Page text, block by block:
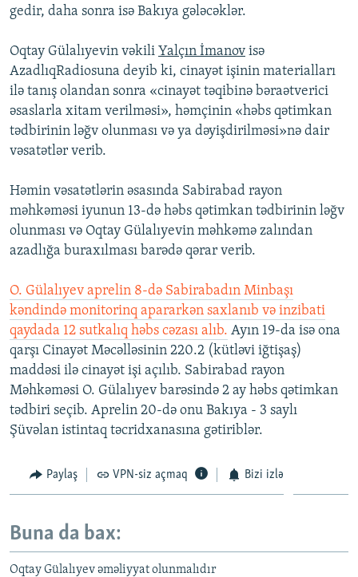
gedir, daha sonra isə Bakıya gələcəklər.
Oqtay Gülalıyevin vəkili Yalçın İmanov isə
AzadlıqRadiosuna deyib ki, cinayət işinin materialları
ilə tanış olandan sonra «cinayət təqibinə bəraətverici
əsaslarla xitam verilməsi», həmçinin «həbs qətimkan
tədbirinin ləğv olunması və ya dəyişdirilməsi»nə dair
vəsatətlər verib.
Həmin vəsatətlərin əsasında Sabirabad rayon
məhkəməsi iyunun 13-də həbs qətimkan tədbirinin ləğv
olunması və Oqtay Gülalıyevin məhkəmə zalından
azadlığa buraxılması barədə qərar verib.
O. Gülalıyev aprelin 8-də Sabirabadın Minbaşı
kəndində monitorinq apararkən saxlanıb və inzibati
qaydada 12 sutkalıq həbs cəzası alıb. Ayın 19-da isə ona
qarşı Cinayət Məcəlləsinin 220.2 (kütləvi iğtişaş)
maddəsi ilə cinayət işi açılıb. Sabirabad rayon
Məhkəməsi O. Gülalıyev barəsində 2 ay həbs qətimkan
tədbiri seçib. Aprelin 20-də onu Bakıya - 3 saylı
Şüvəlan istintaq təcridxanasına gətiriblər.
Paylaş VPN-siz açmaq Bizi izlə
Buna da bax:
Oqtay Gülalıyev əməliyyat olunmalıdır